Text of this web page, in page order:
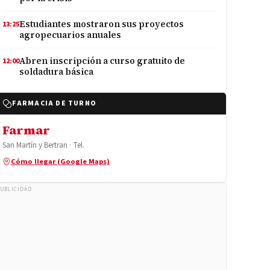
13:25Estudiantes mostraron sus proyectos
agropecuarios anuales
12:00Abren inscripción a curso gratuito de
soldadura básica
FARMACIA DE TURNO
Farmar
San Martín y Bertran · Tel.
Cómo llegar (Google Maps)